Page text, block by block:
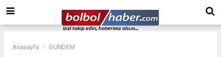
Anasayfa GÜNDEM